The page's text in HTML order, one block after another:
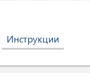
Инструкции